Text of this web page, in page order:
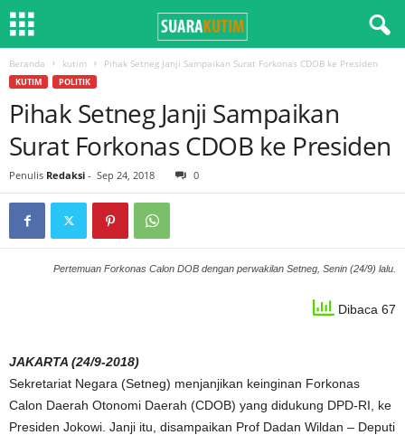
Beranda kutim Pihak Setneg Janji Sampaikan Surat Forkonas CDOB ke Presiden
KUTIM POLITIK
Pihak Setneg Janji Sampaikan
Surat Forkonas CDOB ke Presiden
Penulis Redaksi - Sep 24, 2018 0
Pertemuan Forkonas Calon DOB dengan perwakilan Setneg, Senin (24/9) lalu.
Dibaca 67
JAKARTA (24/9-2018)
Sekretariat Negara (Setneg) menjanjikan keinginan Forkonas
Calon Daerah Otonomi Daerah (CDOB) yang didukung DPD-RI, ke
Presiden Jokowi. Janji itu, disampaikan Prof Dadan Wildan – Deputi